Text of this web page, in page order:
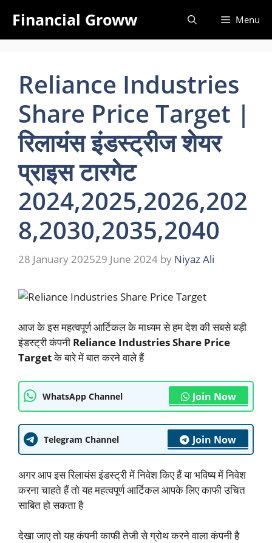
content
Financial Groww Menu
Reliance Industries
Share Price Target |
रिलायंस इंडस्ट्रीज शेयर
प्राइस टारगेट
2024,2025,2026,202
8,2030,2035,2040
28 January 202529 June 2024 by Niyaz Ali
आज के इस महत्वपूर्ण आर्टिकल के माध्यम से हम देश की सबसे बड़ी
इंडस्ट्री कंपनी Reliance Industries Share Price
Targetके बारे में बात करने वाले हैं
WhatsApp Channel Join Now
Telegram Channel Join Now
अगर आप इस रिलायंस इंडस्ट्री में निवेश किए हैं या भविष्य में निवेश
करना चाहते हैं तो यह महत्वपूर्ण आर्टिकल आपके लिए काफी उचित
साबित हो सकता है
देखा जाए तो यह कंपनी काफी तेजी से ग्रोथ करने वाला कंपनी है